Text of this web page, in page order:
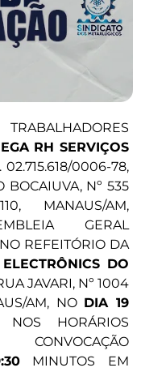
RH SERVIÇOS
0006-78,
BOCAIUVA, Nº 535
MANAUS/AM,
GERAL
REFEITÓRIO DA
DO
JAVARI, Nº 1004
AM, NO DIA 19
NOS HORÁRIOS
MINUTOS EM